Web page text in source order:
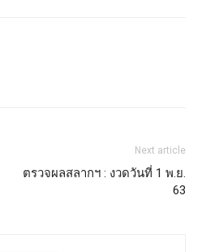
Next article
ตรวจผลสลากฯ : งวดวันที่ 1 พ.ย.
63